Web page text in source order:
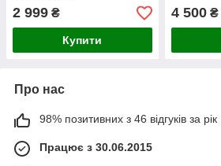
2 999 ₴
Купити
4 500₴
Про нас
98% позитивних з 46 відгуків за рік
Працює з 30.06.2015